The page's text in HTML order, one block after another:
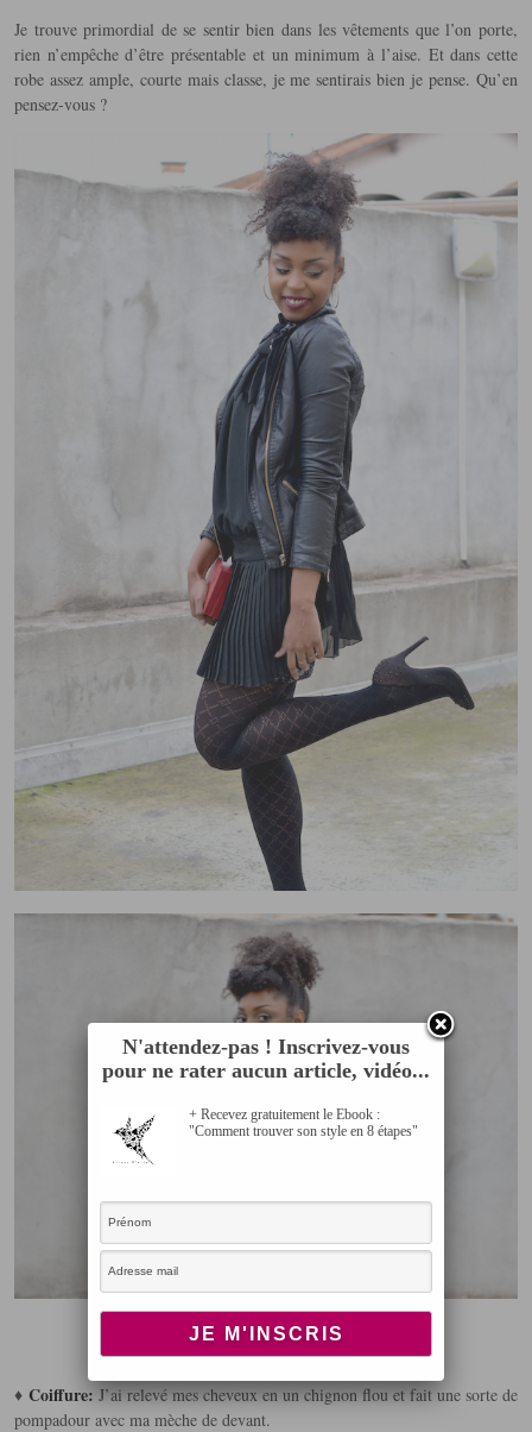
Je trouve primordial de se sentir bien dans les vêtements que l’on porte,
rien n’empêche d’être présentable et un minimum à l’aise. Et dans cette
robe assez ample, courte mais classe, je me sentirais bien je pense. Qu’en
pensez-vous ?
Mise en beauté
♦ Coiffure: J’ai relevé mes cheveux en un chignon flou et fait une sorte de
pompadour avec ma mèche de devant.
N'attendez-pas ! Inscrivez-vous
pour ne rater aucun article, vidéo...
+ Recevez gratuitement le Ebook :
"Comment trouver son style en 8 étapes"